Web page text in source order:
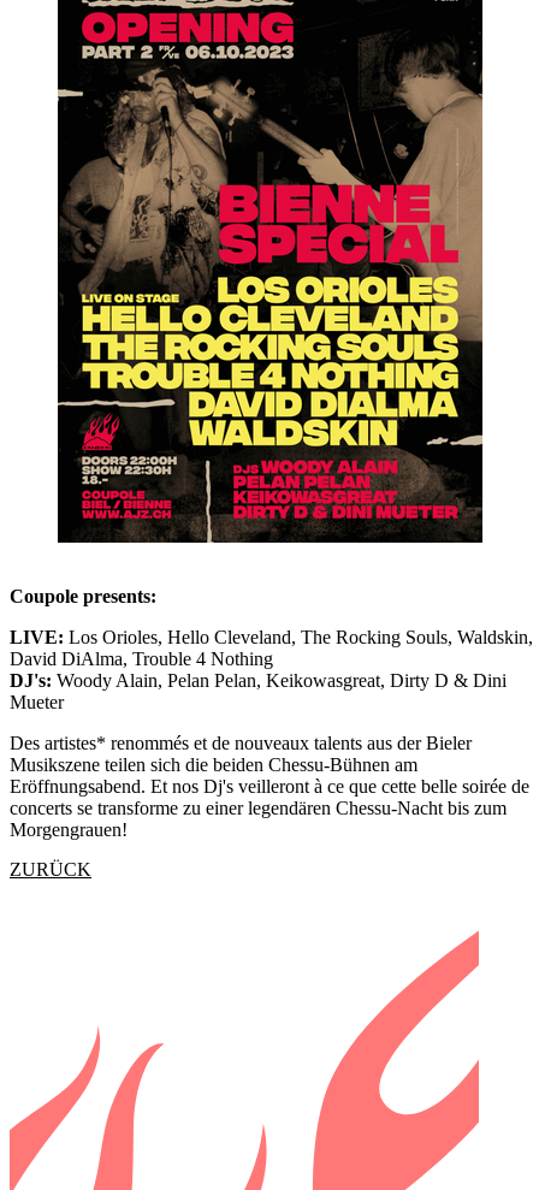
Coupole presents:
LIVE: Los Orioles, Hello Cleveland, The Rocking Souls, Waldskin,
David DiAlma, Trouble 4 Nothing
DJ's: Woody Alain, Pelan Pelan, Keikowasgreat, Dirty D & Dini
Mueter
Des artistes* renommés et de nouveaux talents aus der Bieler
Musikszene teilen sich die beiden Chessu-Bühnen am
Eröffnungsabend. Et nos Dj's veilleront à ce que cette belle soirée de
concerts se transforme zu einer legendären Chessu-Nacht bis zum
Morgengrauen!
ZURÜCK